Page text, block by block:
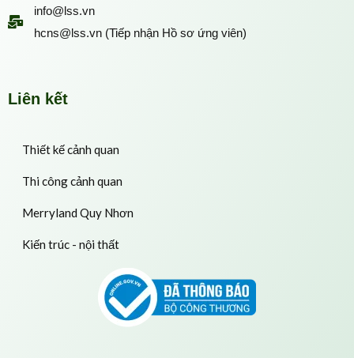
info@lss.vn
hcns@lss.vn (Tiếp nhận Hồ sơ ứng viên)
Liên kết
Thiết kế cảnh quan
Thi công cảnh quan
Merryland Quy Nhơn
Kiến trúc - nội thất